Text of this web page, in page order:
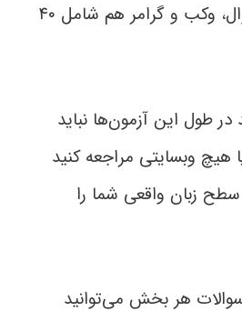
دارد، شنیداری ۲۴ سوال، وکب و گرامر هم شامل ۴۰
در طول این آزمون‌ها نباید
هیچ وبسایتی مراجعه کنید
زبان واقعی شما را
هر بخش می‌توانید